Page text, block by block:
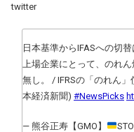
twitter
日本基準からIFASへの切
上場企業にとって、のれ
無し。 / IFRSの「のれん
本経済新聞) #NewsPicks
— 熊谷正寿【GMO】